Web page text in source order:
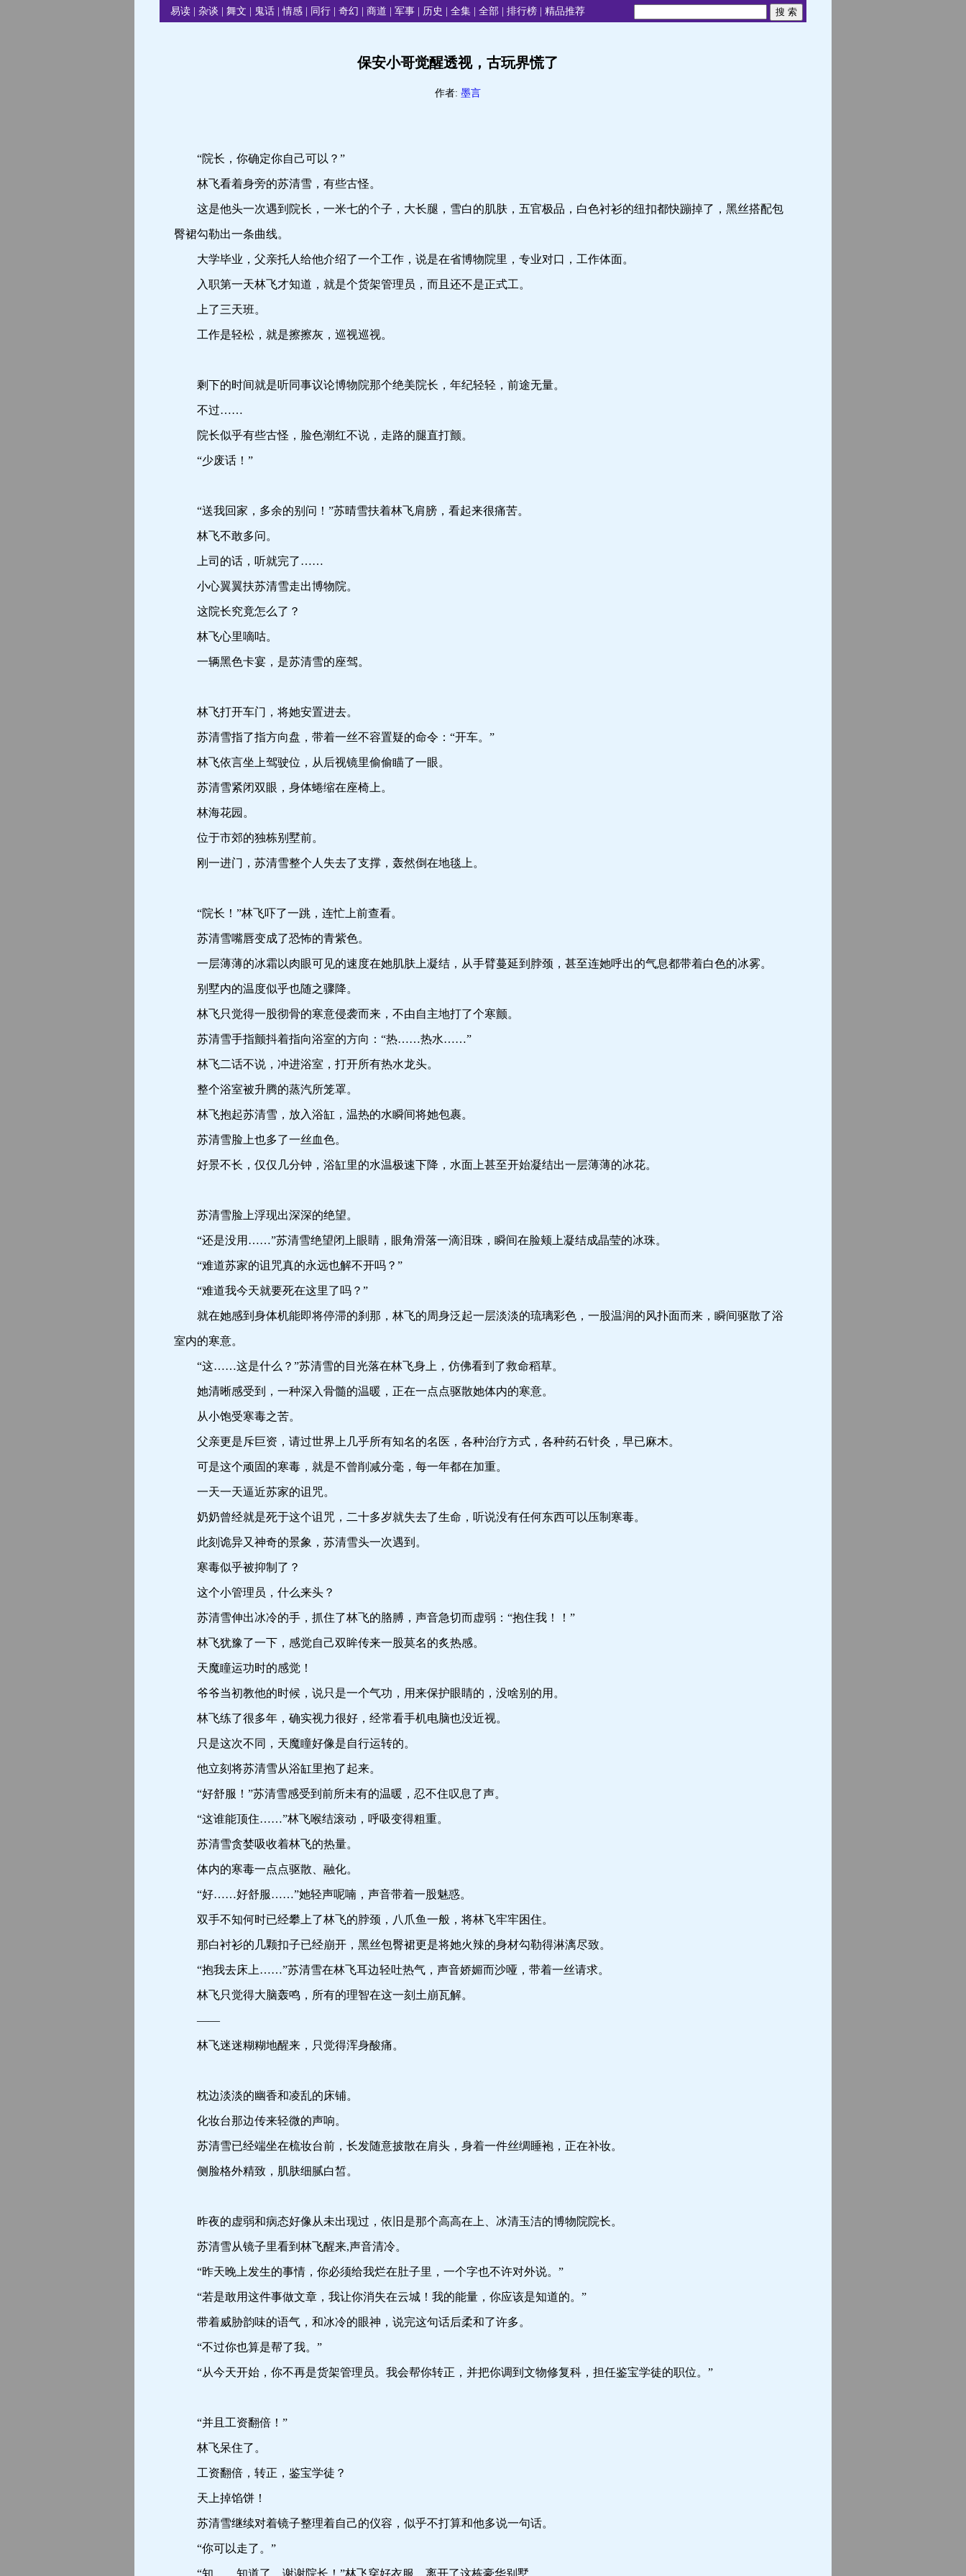
易读 杂谈 舞文 鬼话 |情感 同行 奇幻 商道 军事 历史 全集 全部 排行榜 精品推荐
保安小哥觉醒透视，古玩界慌了
作者: 墨言
“院长，你确定你自己可以？”
林飞看着身旁的苏清雪，有些古怪。
这是他头一次遇到院长，一米七的个子，大长腿，雪白的肌肤，五官极品，白色衬衫的纽扣都快蹦掉了，黑丝搭配包
臀裙勾勒出一条曲线。
大学毕业，父亲托人给他介绍了一个工作，说是在省博物院里，专业对口，工作体面。
入职第一天林飞才知道，就是个货架管理员，而且还不是正式工。
上了三天班。
工作是轻松，就是擦擦灰，巡视巡视。
剩下的时间就是听同事议论博物院那个绝美院长，年纪轻轻，前途无量。
不过……
院长似乎有些古怪，脸色潮红不说，走路的腿直打颤。
“少废话！”
“送我回家，多余的别问！”苏晴雪扶着林飞肩膀，看起来很痛苦。
林飞不敢多问。
上司的话，听就完了……
小心翼翼扶苏清雪走出博物院。
这院长究竟怎么了？
林飞心里嘀咕。
一辆黑色卡宴，是苏清雪的座驾。
林飞打开车门，将她安置进去。
苏清雪指了指方向盘，带着一丝不容置疑的命令：“开车。”
林飞依言坐上驾驶位，从后视镜里偷偷瞄了一眼。
苏清雪紧闭双眼，身体蜷缩在座椅上。
林海花园。
位于市郊的独栋别墅前。
刚一进门，苏清雪整个人失去了支撑，轰然倒在地毯上。
“院长！”林飞吓了一跳，连忙上前查看。
苏清雪嘴唇变成了恐怖的青紫色。
一层薄薄的冰霜以肉眼可见的速度在她肌肤上凝结，从手臂蔓延到脖颈，甚至连她呼出的气息都带着白色的冰雾。
别墅内的温度似乎也随之骤降。
林飞只觉得一股彻骨的寒意侵袭而来，不由自主地打了个寒颤。
苏清雪手指颤抖着指向浴室的方向：“热……热水……”
林飞二话不说，冲进浴室，打开所有热水龙头。
整个浴室被升腾的蒸汽所笼罩。
林飞抱起苏清雪，放入浴缸，温热的水瞬间将她包裹。
苏清雪脸上也多了一丝血色。
好景不长，仅仅几分钟，浴缸里的水温极速下降，水面上甚至开始凝结出一层薄薄的冰花。
苏清雪脸上浮现出深深的绝望。
“还是没用……”苏清雪绝望闭上眼睛，眼角滑落一滴泪珠，瞬间在脸颊上凝结成晶莹的冰珠。
“难道苏家的诅咒真的永远也解不开吗？”
“难道我今天就要死在这里了吗？”
就在她感到身体机能即将停滞的刹那，林飞的周身泛起一层淡淡的琉璃彩色，一股温润的风扑面而来，瞬间驱散了浴
室内的寒意。
“这……这是什么？”苏清雪的目光落在林飞身上，仿佛看到了救命稻草。
她清晰感受到，一种深入骨髓的温暖，正在一点点驱散她体内的寒意。
从小饱受寒毒之苦。
父亲更是斥巨资，请过世界上几乎所有知名的名医，各种治疗方式，各种药石针灸，早已麻木。
可是这个顽固的寒毒，就是不曾削减分毫，每一年都在加重。
一天一天逼近苏家的诅咒。
奶奶曾经就是死于这个诅咒，二十多岁就失去了生命，听说没有任何东西可以压制寒毒。
此刻诡异又神奇的景象，苏清雪头一次遇到。
寒毒似乎被抑制了？
这个小管理员，什么来头？
苏清雪伸出冰冷的手，抓住了林飞的胳膊，声音急切而虚弱：“抱住我！！”
林飞犹豫了一下，感觉自己双眸传来一股莫名的炙热感。
天魔瞳运功时的感觉！
爷爷当初教他的时候，说只是一个气功，用来保护眼睛的，没啥别的用。
林飞练了很多年，确实视力很好，经常看手机电脑也没近视。
只是这次不同，天魔瞳好像是自行运转的。
他立刻将苏清雪从浴缸里抱了起来。
“好舒服！”苏清雪感受到前所未有的温暖，忍不住叹息了声。
“这谁能顶住……”林飞喉结滚动，呼吸变得粗重。
苏清雪贪婪吸收着林飞的热量。
体内的寒毒一点点驱散、融化。
“好……好舒服……”她轻声呢喃，声音带着一股魅惑。
双手不知何时已经攀上了林飞的脖颈，八爪鱼一般，将林飞牢牢困住。
那白衬衫的几颗扣子已经崩开，黑丝包臀裙更是将她火辣的身材勾勒得淋漓尽致。
“抱我去床上……”苏清雪在林飞耳边轻吐热气，声音娇媚而沙哑，带着一丝请求。
林飞只觉得大脑轰鸣，所有的理智在这一刻土崩瓦解。
——
林飞迷迷糊糊地醒来，只觉得浑身酸痛。
枕边淡淡的幽香和凌乱的床铺。
化妆台那边传来轻微的声响。
苏清雪已经端坐在梳妆台前，长发随意披散在肩头，身着一件丝绸睡袍，正在补妆。
侧脸格外精致，肌肤细腻白皙。
昨夜的虚弱和病态好像从未出现过，依旧是那个高高在上、冰清玉洁的博物院院长。
苏清雪从镜子里看到林飞醒来,声音清冷。
“昨天晚上发生的事情，你必须给我烂在肚子里，一个字也不许对外说。”
“若是敢用这件事做文章，我让你消失在云城！我的能量，你应该是知道的。”
带着威胁韵味的语气，和冰冷的眼神，说完这句话后柔和了许多。
“不过你也算是帮了我。”
“从今天开始，你不再是货架管理员。我会帮你转正，并把你调到文物修复科，担任鉴宝学徒的职位。”
“并且工资翻倍！”
林飞呆住了。
工资翻倍，转正，鉴宝学徒？
天上掉馅饼！
苏清雪继续对着镜子整理着自己的仪容，似乎不打算和他多说一句话。
“你可以走了。”
“知……知道了，谢谢院长！”林飞穿好衣服，离开了这栋豪华别墅。